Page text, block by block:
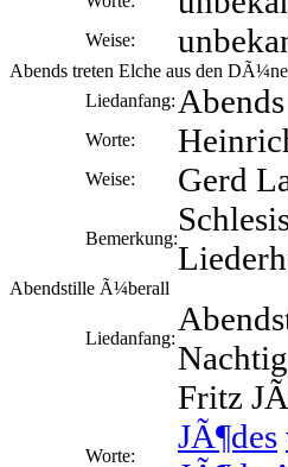
Weise:
Abends treten Elche aus den
Liedanfang:
Worte:
Weise: Gerd
Bemerkung:
Abendstille Ã¼berall
Liedanfang:
Worte:
Fritz
JÃ¶des